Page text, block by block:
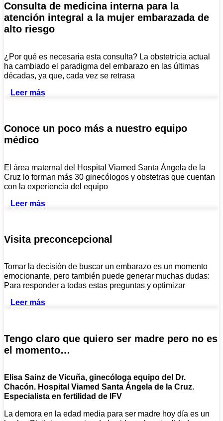
Consulta de medicina interna para la
atención integral a la mujer embarazada de
alto riesgo
¿Por qué es necesaria esta consulta? La obstetricia actual
ha cambiado el paradigma del embarazo en las últimas
décadas, ya que, cada vez se retrasa
Leer más
Conoce un poco más a nuestro equipo
médico
El área maternal del Hospital Viamed Santa Ángela de la
Cruz lo forman más 30 ginecólogos y obstetras que cuentan
con la experiencia del equipo
Leer más
Visita preconcepcional
Tomar la decisión de buscar un embarazo es un momento
emocionante, pero también puede generar muchas dudas:
Para responder a todas estas preguntas y optimizar
Leer más
Tengo claro que quiero ser madre pero no es
el momento…
Elisa Sainz de Vicuña, ginecóloga equipo del Dr.
Chacón. Hospital Viamed Santa Ángela de la Cruz.
Especialista en fertilidad de IFV
La demora en la edad media para ser madre hoy día es un